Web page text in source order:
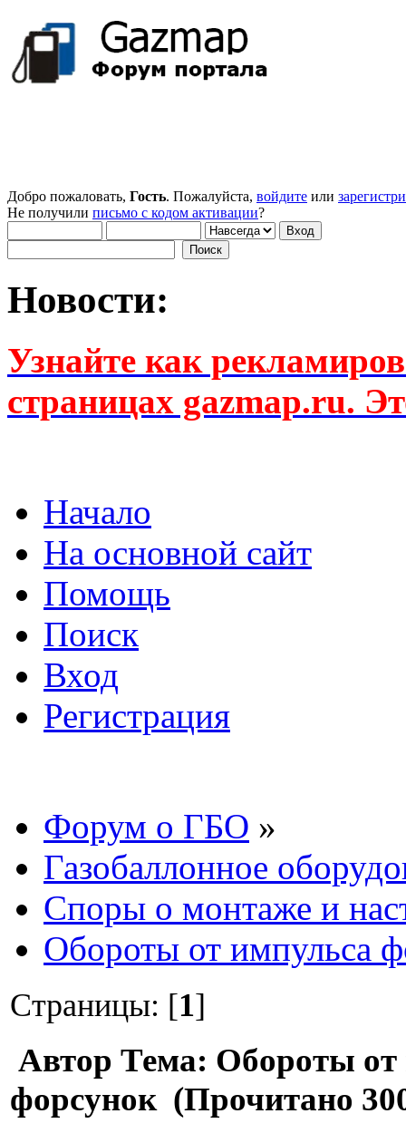
Добро пожаловать, Гость. Пожалуйста, войдите или
Не получили письмо с кодом активации?
Новости:
Узнайте как
страницах gazmap.ru.
Начало
На основной сайт
Помощь
Поиск
Вход
Регистрация
Форум о ГБО »
Газобаллонное
Споры о монтаже и
Обороты от импульса
Страницы: [1]
Автор Тема: Обороты от
форсунок (Прочитано